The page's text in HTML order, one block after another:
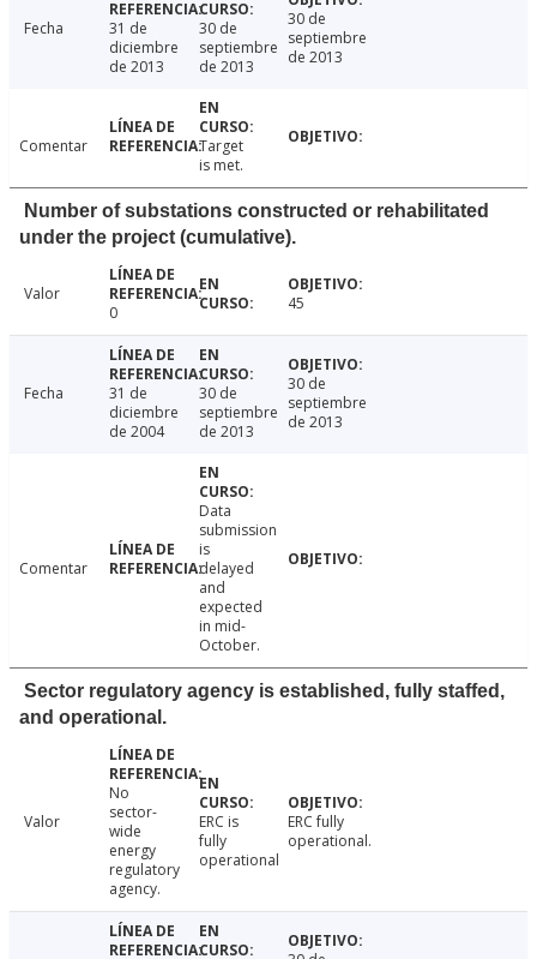
Fecha
31 de
diciembre
de 2013
30 de
septiembre
de 2013
30 de
septiembre
de 2013
Comentar
Target
is met.
Number of substations constructed or rehabilitated
under the project (cumulative).
Valor
0
45
Fecha
31 de
diciembre
de 2004
30 de
septiembre
de 2013
30 de
septiembre
de 2013
Comentar
Data
submission
is
delayed
and
expected
in mid-
October.
Sector regulatory agency is established, fully staffed,
and operational.
Valor
No
sector-
wide
energy
regulatory
agency.
ERC is
fully
operational
ERC fully
operational.